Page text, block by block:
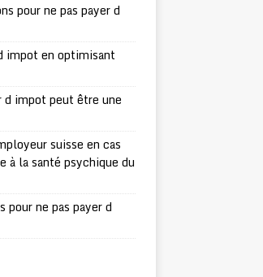
pour ne pas payer d
impot en optimisant
d impot peut être une
suisse en cas
à la santé psychique du
pour ne pas payer d